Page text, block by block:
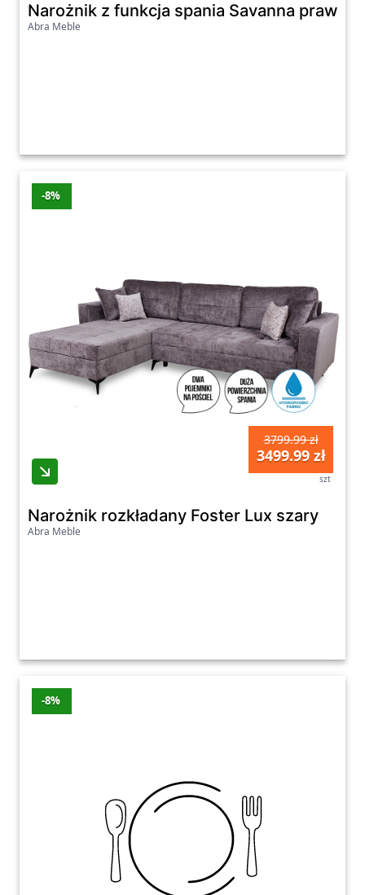
Narożnik z funkcja spania Savanna prawy
Abra Meble
-8%
3799.99 zł
3499.99 zł
szt
Narożnik rozkładany Foster Lux szary
Abra Meble
-8%